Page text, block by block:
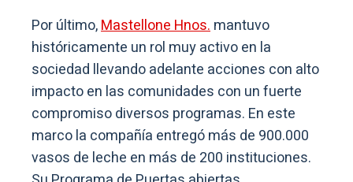
Por último,Mastellone Hnos.mantuvo
históricamente un rol muy activo en la
sociedad llevando adelante acciones con alto
impacto en las comunidades con un fuerte
compromiso diversos programas. En este
marco la compañía entregó más de 900.000
vasos de leche en más de 200 instituciones.